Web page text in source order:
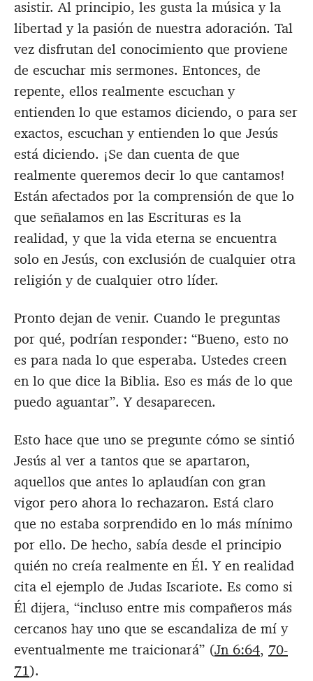
asistir. Al principio, les gusta la música y la
libertad y la pasión de nuestra adoración. Tal
vez disfrutan del conocimiento que proviene
de escuchar mis sermones. Entonces, de
repente, ellos realmente escuchan y
entienden lo que estamos diciendo, o para ser
exactos, escuchan y entienden lo que Jesús
está diciendo. ¡Se dan cuenta de que
realmente queremos decir lo que cantamos!
Están afectados por la comprensión de que lo
que señalamos en las Escrituras es la
realidad, y que la vida eterna se encuentra
solo en Jesús, con exclusión de cualquier otra
religión y de cualquier otro líder.
Pronto dejan de venir. Cuando le preguntas
por qué, podrían responder: “Bueno, esto no
es para nada lo que esperaba. Ustedes creen
en lo que dice la Biblia. Eso es más de lo que
puedo aguantar”. Y desaparecen.
Esto hace que uno se pregunte cómo se sintió
Jesús al ver a tantos que se apartaron,
aquellos que antes lo aplaudían con gran
vigor pero ahora lo rechazaron. Está claro
que no estaba sorprendido en lo más mínimo
por ello. De hecho, sabía desde el principio
quién no creía realmente en Él. Y en realidad
cita el ejemplo de Judas Iscariote. Es como si
Él dijera, “incluso entre mis compañeros más
cercanos hay uno que se escandaliza de mí y
eventualmente me traicionará” (Jn 6:64, 70-
71).